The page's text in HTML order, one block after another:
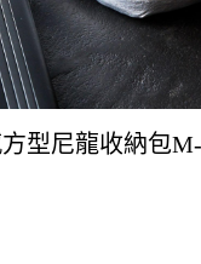
型尼龍收納包M-